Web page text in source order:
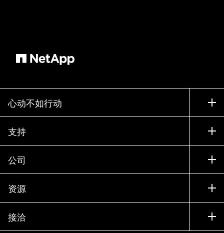
心动不如行动
如何购买
联系销售部门
寻找合作伙伴
试用产品
贵宾体验中心
产品 A-Z
支持
支持
训练
文档中心
知识库
社区
公司
公司
合作伙伴
招聘
资源
新闻中心
活动
接洽